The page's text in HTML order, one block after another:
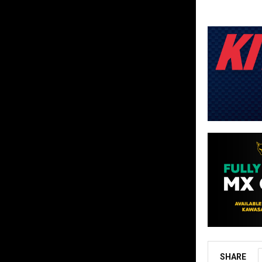
SHARE